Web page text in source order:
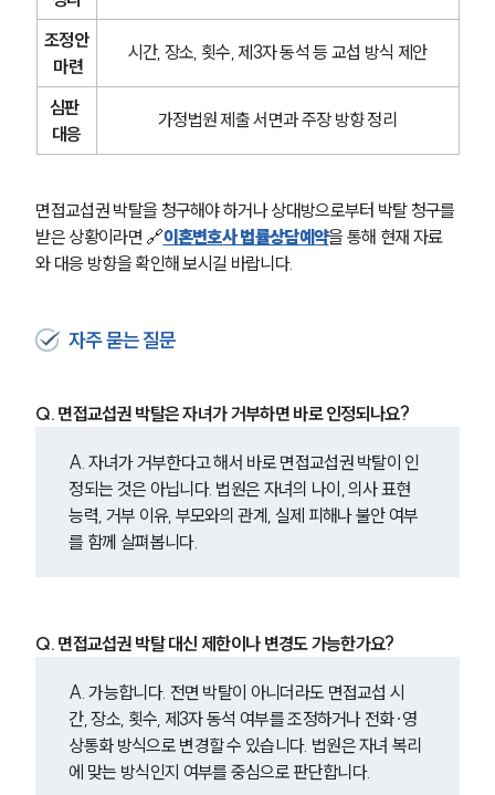
조정안
마련
시간, 장소, 횟수, 제3자 동석 등 교섭 방식 제안
심판
대응
가정법원 제출 서면과 주장 방향 정리
면접교섭권 박탈을 청구해야 하거나 상대방으로부터 박탈 청구를
받은 상황이라면 🔗이혼변호사 법률상담예약을 통해 현재 자료
와 대응 방향을 확인해 보시길 바랍니다.
자주 묻는 질문
Q. 면접교섭권 박탈은 자녀가 거부하면 바로 인정되나요?
A. 자녀가 거부한다고 해서 바로 면접교섭권 박탈이 인
정되는 것은 아닙니다. 법원은 자녀의 나이, 의사 표현
능력, 거부 이유, 부모와의 관계, 실제 피해나 불안 여부
를 함께 살펴봅니다.
Q. 면접교섭권 박탈 대신 제한이나 변경도 가능한가요?
A. 가능합니다. 전면 박탈이 아니더라도 면접교섭 시
간, 장소, 횟수, 제3자 동석 여부를 조정하거나 전화·영
상통화 방식으로 변경할 수 있습니다. 법원은 자녀 복리
에 맞는 방식인지 여부를 중심으로 판단합니다.